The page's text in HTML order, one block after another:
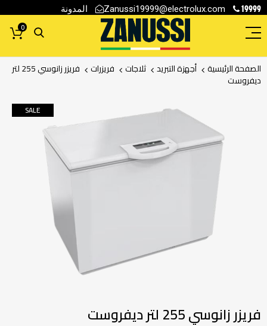
19999
Zanussi19999@electrolux.com المدونة
0
الصفحة الرئيسية أجهزة التبريد ثلاجات فريزرات فريزر زانوسي 255 لتر
ديفروست
SALE
بداية
معرض
فريزر زانوسي 255 لتر ديفروست